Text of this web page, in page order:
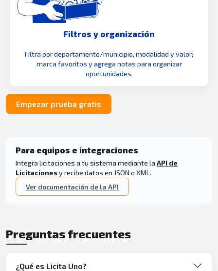
Filtros y organización
Filtra por departamento/municipio, modalidad y valor;
marca favoritos y agrega notas para organizar
oportunidades.
Empezar prueba gratis
Para equipos e integraciones
Integra licitaciones a tu sistema mediante la API de
Licitacionesy recibe datos en JSON o XML.
Ver documentación de la API
Preguntas frecuentes
¿Qué es Licita Uno?